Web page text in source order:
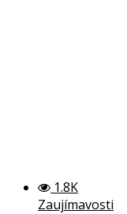
1.8K
Zaujímavosti